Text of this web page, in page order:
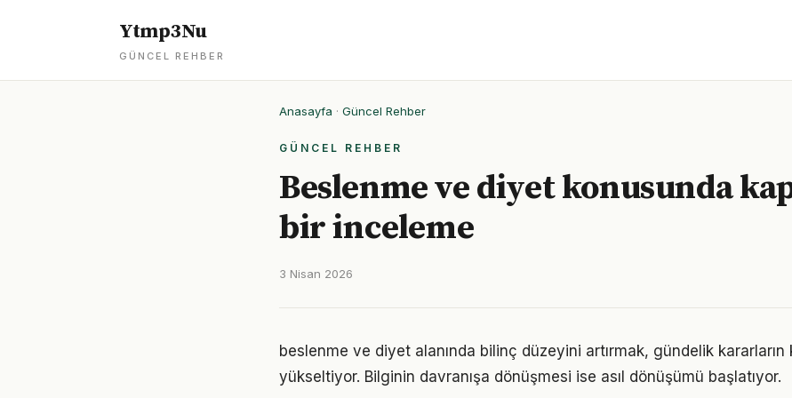
Ytmp3Nu
GÜNCEL REHBER
Anasayfa · Güncel Rehber
GÜNCEL REHBER
Beslenme ve diyet konusunda
bir inceleme
3 Nisan 2026
beslenme ve diyet alanında bilinç düzeyini artırmak, gündelik kararların
yükseltiyor. Bilginin davranışa dönüşmesi ise asıl dönüşümü başlatıyor.